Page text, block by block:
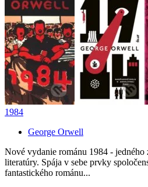
1984
George Orwell
Nové vydanie románu 1984 - jedného
literatúry. Spája v sebe prvky
fantastického románu...